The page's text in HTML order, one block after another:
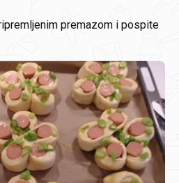
premazom i pospite